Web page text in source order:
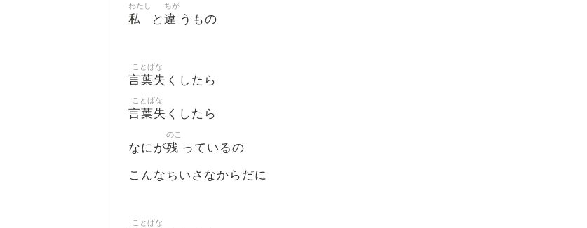
私
わたし
と 違
ちが
うもの
言葉失
ことばな
くしたら
言葉失
ことばな
くしたら
なにが残
のこ
っているの
こんなちいさなからだに
ことばな